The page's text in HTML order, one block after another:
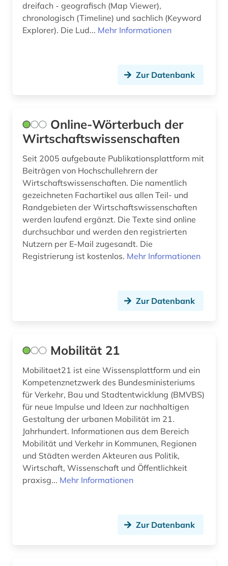
barock (1)
basteln (1)
bauforschung (1)
baukonstruktion (1)
baumangel (1)
baumaßnahme (1)
bauplanungsrecht (1)
baurecht (1)
baustoffe (1)
bautechnik (1)
bauteile (1)
bauökologie (3)
bayern (13)
bedrohte sprache (1)
beeinträchtigung (1)
behinderung (1)
behörde (2)
dreifach - geografisch (Map Viewer),
chronologisch (Timeline) und sachlich (Keyword
Explorer). Die Lud... Mehr Informationen
Zur Datenbank
Online-Wörterbuch der
Wirtschaftswissenschaften
Seit 2005 aufgebaute Publikationsplattform mit
Beiträgen von Hochschullehrern der
Wirtschaftswissenschaften. Die namentlich
gezeichneten Fachartikel aus allen Teil- und
Randgebieten der Wirtschaftswissenschaften
werden laufend ergänzt. Die Texte sind online
durchsuchbar und werden den registrierten
Nutzern per E-Mail zugesandt. Die
Registrierung ist kostenlos. Mehr Informationen
Zur Datenbank
Mobilität 21
Mobilitaet21 ist eine Wissensplattform und ein
Kompetenznetzwerk des Bundesministeriums
für Verkehr, Bau und Stadtentwicklung (BMVBS)
für neue Impulse und Ideen zur nachhaltigen
Gestaltung der urbanen Mobilität im 21.
Jahrhundert. Informationen aus dem Bereich
Mobilität und Verkehr in Kommunen, Regionen
und Städten werden Akteuren aus Politik,
Wirtschaft, Wissenschaft und Öffentlichkeit
praxisg... Mehr Informationen
Zur Datenbank